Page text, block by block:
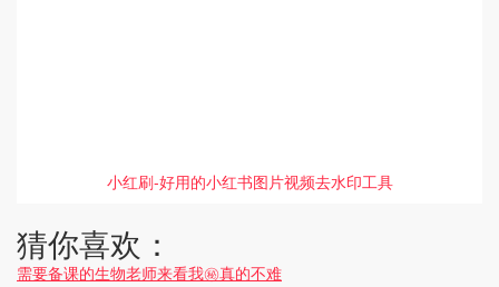
小红刷-好用的小红书图片视频去水印工具
猜你喜欢：
需要备课的生物老师来看我㊙️真的不难